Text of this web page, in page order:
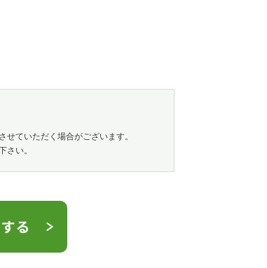
ていただく場合がございます。
さい。